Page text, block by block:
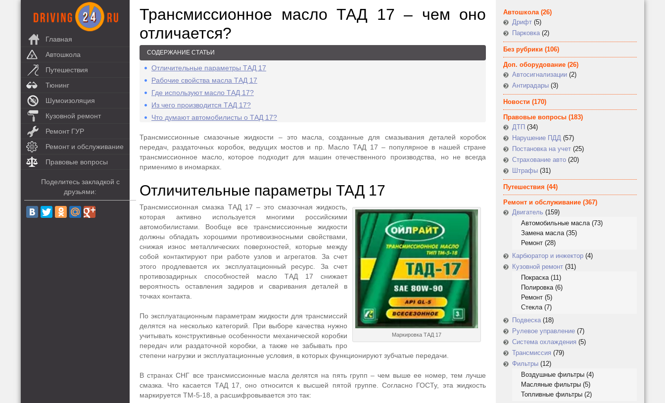
Главная
Автошкола
Путешествия
Тюнинг
Шумоизоляция
Кузовной ремонт
Ремонт ГУР
Ремонт и обслуживание
Правовые вопросы
Поделитесь закладкой с
друзьями:
Трансмиссионное масло ТАД 17 – чем оно
отличается?
СОДЕРЖАНИЕ СТАТЬИ
Отличительные параметры ТАД 17
Рабочие свойства масла ТАД 17
Где используют масло ТАД 17?
Из чего производится ТАД 17?
Что думают автомобилисты о ТАД 17?
Трансмиссионные смазочные жидкости – это масла, созданные для смазывания деталей коробок
передач, раздаточных коробок, ведущих мостов и пр. Масло ТАД 17 – популярное в нашей стране
трансмиссионное масло, которое подходит для машин отечественного производства, но не всегда
применимо в иномарках.
Отличительные параметры ТАД 17
Маркировка ТАД 17
Трансмиссионная смазка ТАД 17 – это смазочная жидкость,
которая активно используется многими российскими
автомобилистами. Вообще все трансмиссионные жидкости
должны обладать хорошими противоизносными свойствами,
снижая износ металлических поверхностей, которые между
собой контактируют при работе узлов и агрегатов. За счет
этого продлевается их эксплуатационный ресурс. За счет
противозадирных способностей масло ТАД 17 снижает
вероятность оставления задиров и сваривания деталей в
точках контакта.
По эксплуатационным параметрам жидкости для трансмиссий
делятся на несколько категорий. При выборе качества нужно
учитывать конструктивные особенности механической коробки
передач или раздаточной коробки, а также не забывать про
степени нагрузки и эксплуатационные условия, в которых функционируют зубчатые передачи.
В странах СНГ все трансмиссионные масла делятся на пять групп – чем выше ее номер, тем лучше
смазка. Что касается ТАД 17, оно относится к высшей пятой группе. Согласно ГОСТу, эта жидкость
маркируется ТМ-5-18, а расшифровывается это так:
Автошкола(26)
Дрифт (5)
Парковка (2)
Без рубрики (106)
Доп. оборудование (26)
Автосигнализации (2)
Антирадары (3)
Новости (170)
Правовые вопросы (183)
ДТП (34)
Нарушение ПДД (57)
Постановка на учет (25)
Страхование авто (20)
Штрафы (31)
Путешествия (44)
Ремонт и обслуживание (367)
Двигатель (159)
Автомобильные масла(73)
Замена масла(35)
Ремонт (28)
Карбюратор и инжектор (4)
Кузовной ремонт (31)
Покраска(11)
Полировка(6)
Ремонт (5)
Стекла(7)
Подвеска (18)
Рулевое управление (7)
Система охлаждения (5)
Трансмиссия (79)
Фильтры (12)
Воздушные фильтры (4)
Масляные фильтры (5)
Топливные фильтры (2)